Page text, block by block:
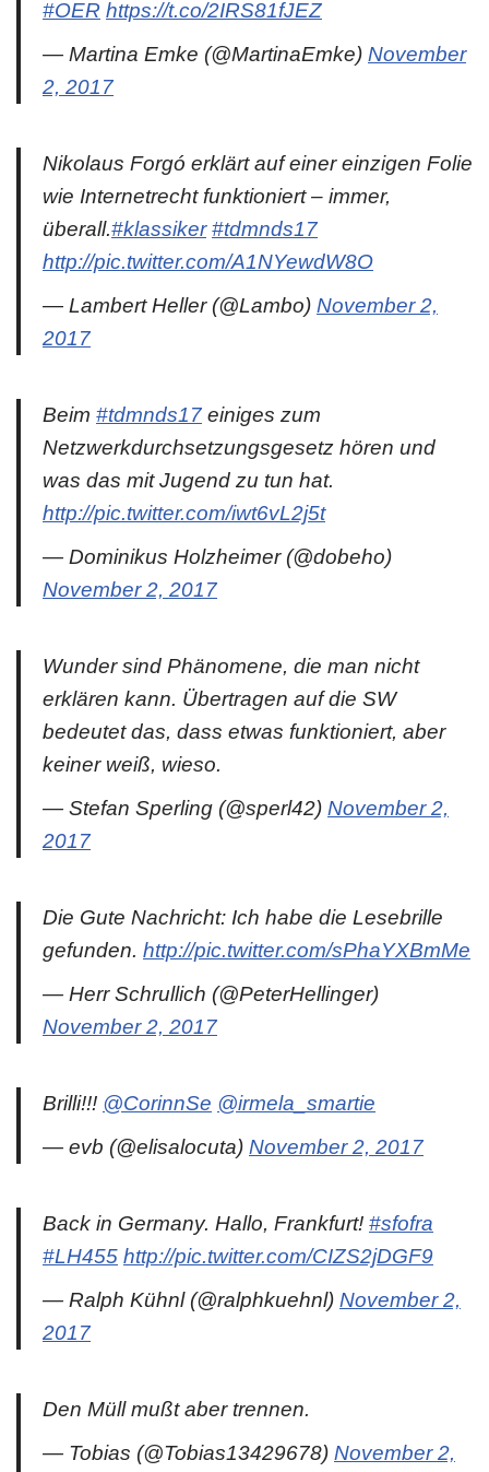
#OER https://t.co/2IRS81fJEZ
— Martina Emke (@MartinaEmke) November
2, 2017
Nikolaus Forgó erklärt auf einer einzigen Folie
wie Internetrecht funktioniert – immer,
überall.#klassiker #tdmnds17
http://pic.twitter.com/A1NYewdW8O
— Lambert Heller (@Lambo) November 2,
2017
Beim #tdmnds17 einiges zum
Netzwerkdurchsetzungsgesetz hören und
was das mit Jugend zu tun hat.
http://pic.twitter.com/iwt6vL2j5t
— Dominikus Holzheimer (@dobeho)
November 2, 2017
Wunder sind Phänomene, die man nicht
erklären kann. Übertragen auf die SW
bedeutet das, dass etwas funktioniert, aber
keiner weiß, wieso.
— Stefan Sperling (@sperl42) November 2,
2017
Die Gute Nachricht: Ich habe die Lesebrille
gefunden. http://pic.twitter.com/sPhaYXBmMe
— Herr Schrullich (@PeterHellinger)
November 2, 2017
Brilli!!! @CorinnSe @irmela_smartie
— evb (@elisalocuta) November 2, 2017
Back in Germany. Hallo, Frankfurt! #sfofra
#LH455 http://pic.twitter.com/CIZS2jDGF9
— Ralph Kühnl (@ralphkuehnl) November 2,
2017
Den Müll mußt aber trennen.
— Tobias (@Tobias13429678) November 2,